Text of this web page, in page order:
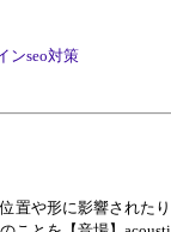
ンseo対策
置や形に影響された